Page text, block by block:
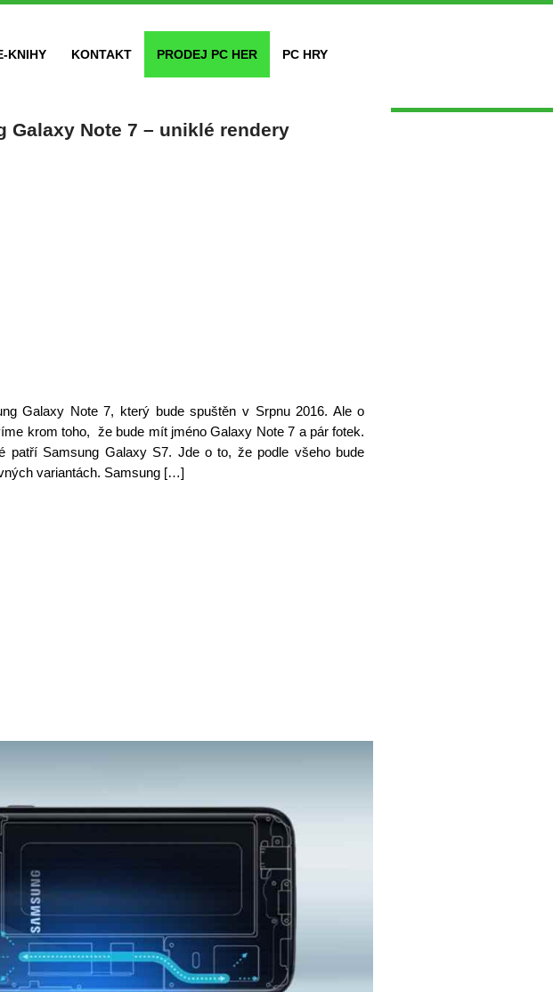
KNIHY KONTAKT PRODEJ PC HER PC HRY
Galaxy Note 7 – uniklé rendery
Galaxy Note 7, který bude spuštěn v Srpnu 2016. Ale o
krom toho, že bude mít jméno Galaxy Note 7 a pár fotek.
patří Samsung Galaxy S7. Jde o to, že podle všeho bude
variantách. Samsung […]